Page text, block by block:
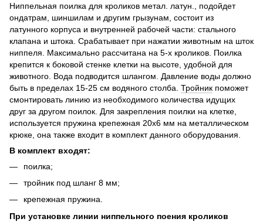
Ниппельная поилка для кроликов метал. латун., подойдет
ондатрам, шиншилам и другим грызунам, состоит из
латунного корпуса и внутренней рабочей части: стального
клапана и штока. Срабатывает при нажатии животным на шток
ниппеля. Максимально рассчитана на 5-х кроликов. Поилка
крепится к боковой стенке клетки на высоте, удобной для
животного. Вода подводится шлангом. Давление воды должно
быть в пределах 15-25 см водяного столба. Тройник поможет
смонтировать линию из необходимого количества идущих
друг за другом поилок. Для закрепления поилки на клетке,
используется пружина крепежная 20х6 мм на металлическом
крюке, она также входит в комплект данного оборудования.
В комплект входят:
поилка;
тройник под шланг 8 мм;
крепежная пружина.
При установке линии ниппельного поения кроликов